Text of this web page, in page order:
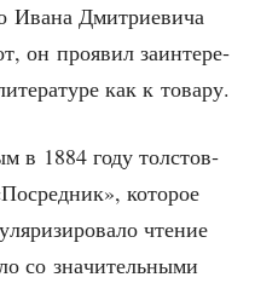
Ива­на Дмит­ри­е­ви­ча
он про­явил заин­те­ре­
как к товару.
в 1884 году тол­стов­
кото­рое
чте­ние
со зна­чи­тель­ны­ми